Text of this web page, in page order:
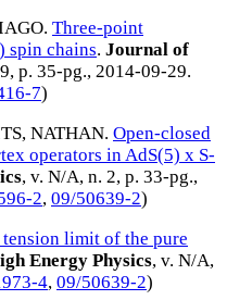
. Three-point
spin chains. Journal of
p. 35-pg., 2014-09-29.
7)
NATHAN. Open-closed
operators in AdS(5) x S-
, v. N/A, n. 2, p. 33-pg.,
2, 09/50639-2)
limit of the pure
Energy Physics, v. N/A,
4, 09/50639-2)